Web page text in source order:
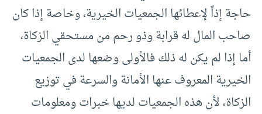
حاجة إذاً لإعطائها الجمعيات الخيرية، وخاصة إذا كان
صاحب المال له قرابة وذو رحم من مستحقي الزكاة،
أما إذا لم يكن له ذلك فالأولى وضعها لدى الجمعيات
الخيرية المعروف عنها الأمانة والسرعة في توزيع
الزكاة، لأن هذه الجمعيات لديها خبرات ومعلومات